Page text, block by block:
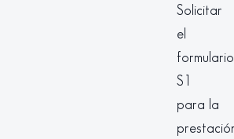
Solicitar
el
formulario
S1
para la